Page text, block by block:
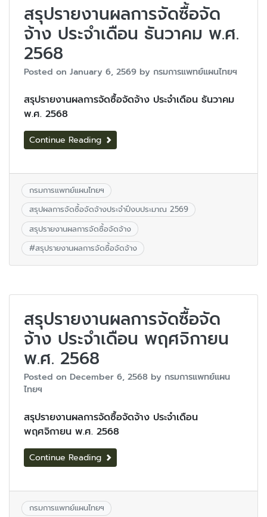
สรุปรายงานผลการจัดซื้อจัด
จ้าง ประจำเดือน ธันวาคม พ.ศ.
2568
Posted on January 6, 2569 by กรมการแพทย์แผนไทยฯ
สรุปรายงานผลการจัดซื้อจัดจ้าง ประจำเดือน ธันวาคม
พ.ศ. 2568
Continue Reading
กรมการแพทย์แผนไทยฯ
สรุปผลการจัดซื้อจัดจ้างประจำปีงบประมาณ 2569
สรุปรายงานผลการจัดซื้อจัดจ้าง
#สรุปรายงานผลการจัดซื้อจัดจ้าง
สรุปรายงานผลการจัดซื้อจัด
จ้าง ประจำเดือน พฤศจิกายน
พ.ศ. 2568
Posted on December 6, 2568 by กรมการแพทย์แผน
ไทยฯ
สรุปรายงานผลการจัดซื้อจัดจ้าง ประจำเดือน
พฤศจิกายน พ.ศ. 2568
Continue Reading
กรมการแพทย์แผนไทยฯ